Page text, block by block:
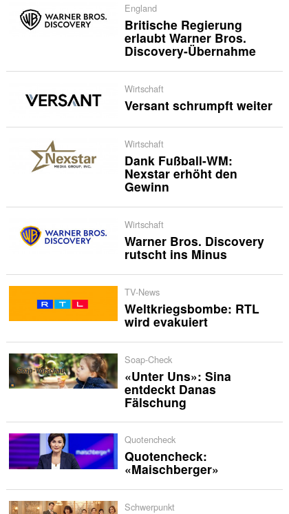
England
Britische Regierung
erlaubt Warner Bros.
Discovery-Übernahme
Wirtschaft
Versant schrumpft weiter
Wirtschaft
Dank Fußball-WM:
Nexstar erhöht den
Gewinn
Wirtschaft
Warner Bros. Discovery
rutscht ins Minus
TV-News
Weltkriegsbombe: RTL
wird evakuiert
Soap-Check
«Unter Uns»: Sina
entdeckt Danas
Fälschung
Quotencheck
Quotencheck:
«Maischberger»
Schwerpunkt